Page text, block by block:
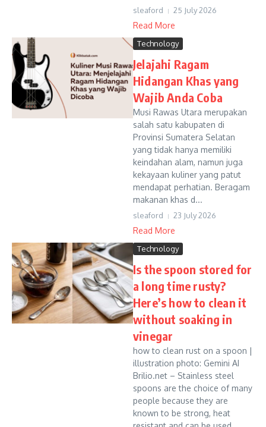
sleaford 25 July 2026
Read More
Technology
Jelajahi Ragam
Hidangan Khas yang
Wajib Anda Coba
Musi Rawas Utara merupakan
salah satu kabupaten di
Provinsi Sumatera Selatan
yang tidak hanya memiliki
keindahan alam, namun juga
kekayaan kuliner yang patut
mendapat perhatian. Beragam
makanan khas d...
sleaford 23 July 2026
Read More
Technology
Is the spoon stored for
a long time rusty?
Here’s how to clean it
without soaking in
vinegar
how to clean rust on a spoon |
illustration photo: Gemini AI
Brilio.net – Stainless steel
spoons are the choice of many
people because they are
known to be strong, heat